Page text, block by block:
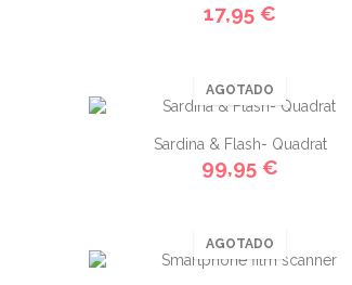
17,95 €
AGOTADO
Sardina & Flash- Quadrat
99,95 €
AGOTADO